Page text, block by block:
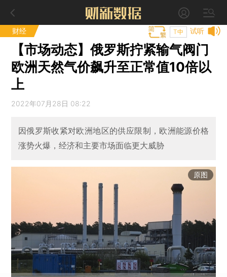
财经 试听
T中
【市场动态】俄罗斯拧紧输气阀门
欧洲天然气价飙升至正常值10倍以
上
2022年07月28日 08:22
因俄罗斯收紧对欧洲地区的供应限制，欧洲能源价格
涨势火爆，经济和主要市场面临更大威胁
原图